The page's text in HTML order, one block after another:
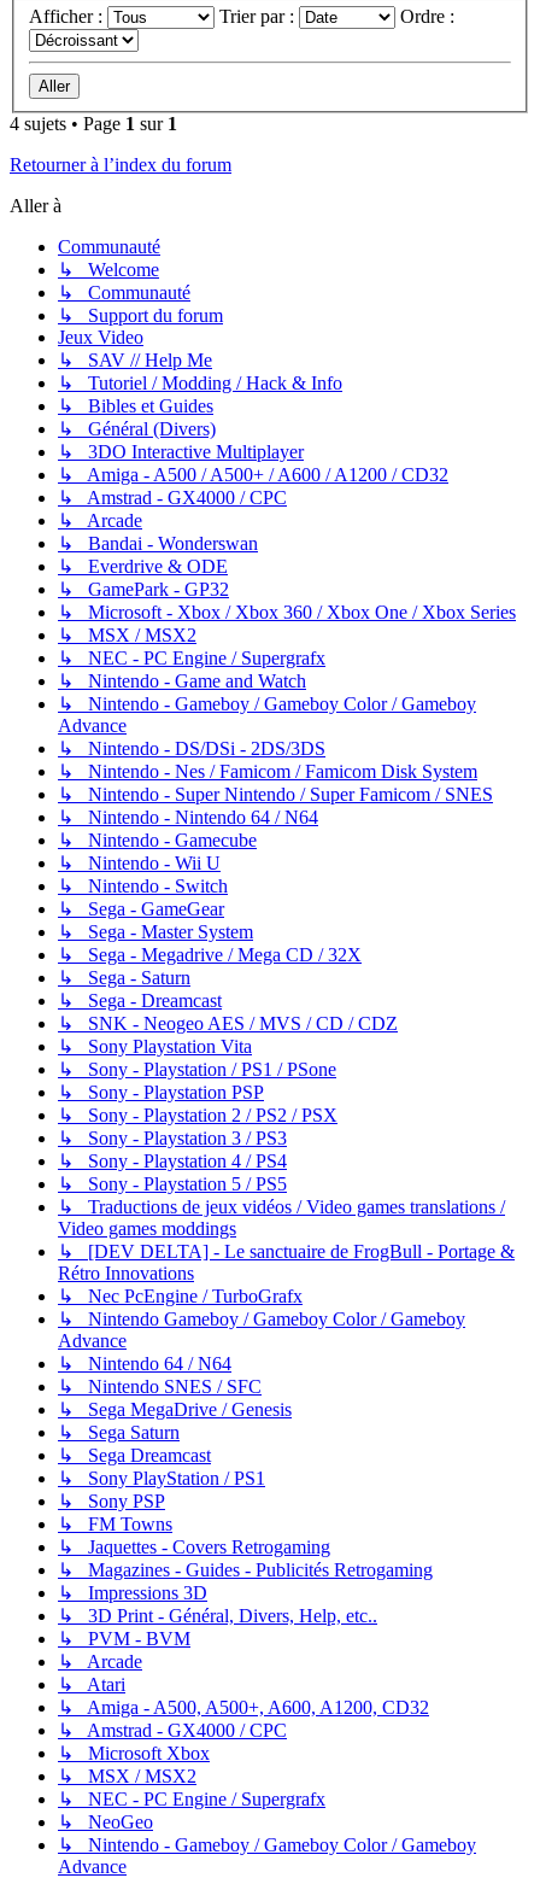
Afficher :
Trier par : Ordre :
4 sujets • Page 1 sur 1
Retourner à l’index du forum
Aller à
Communauté
↳ Welcome
↳ Communauté
↳ Support du forum
Jeux Video
↳ SAV // Help Me
↳ Tutoriel / Modding / Hack & Info
↳ Bibles et Guides
↳ Général (Divers)
↳ 3DO Interactive Multiplayer
↳ Amiga - A500 / A500+ / A600 / A1200 / CD32
↳ Amstrad - GX4000 / CPC
↳ Arcade
↳ Bandai - Wonderswan
↳ Everdrive & ODE
↳ GamePark - GP32
↳ Microsoft - Xbox / Xbox 360 / Xbox One / Xbox Series
↳ MSX / MSX2
↳ NEC - PC Engine / Supergrafx
↳ Nintendo - Game and Watch
↳ Nintendo - Gameboy / Gameboy Color / Gameboy
Advance
↳ Nintendo - DS/DSi - 2DS/3DS
↳ Nintendo - Nes / Famicom / Famicom Disk System
↳ Nintendo - Super Nintendo / Super Famicom / SNES
↳ Nintendo - Nintendo 64 / N64
↳ Nintendo - Gamecube
↳ Nintendo - Wii U
↳ Nintendo - Switch
↳ Sega - GameGear
↳ Sega - Master System
↳ Sega - Megadrive / Mega CD / 32X
↳ Sega - Saturn
↳ Sega - Dreamcast
↳ SNK - Neogeo AES / MVS / CD / CDZ
↳ Sony Playstation Vita
↳ Sony - Playstation / PS1 / PSone
↳ Sony - Playstation PSP
↳ Sony - Playstation 2 / PS2 / PSX
↳ Sony - Playstation 3 / PS3
↳ Sony - Playstation 4 / PS4
↳ Sony - Playstation 5 / PS5
↳ Traductions de jeux vidéos / Video games translations /
Video games moddings
↳ [DEV DELTA] - Le sanctuaire de FrogBull - Portage &
Rétro Innovations
↳ Nec PcEngine / TurboGrafx
↳ Nintendo Gameboy / Gameboy Color / Gameboy
Advance
↳ Nintendo 64 / N64
↳ Nintendo SNES / SFC
↳ Sega MegaDrive / Genesis
↳ Sega Saturn
↳ Sega Dreamcast
↳ Sony PlayStation / PS1
↳ Sony PSP
↳ FM Towns
↳ Jaquettes - Covers Retrogaming
↳ Magazines - Guides - Publicités Retrogaming
↳ Impressions 3D
↳ 3D Print - Général, Divers, Help, etc..
↳ PVM - BVM
↳ Arcade
↳ Atari
↳ Amiga - A500, A500+, A600, A1200, CD32
↳ Amstrad - GX4000 / CPC
↳ Microsoft Xbox
↳ MSX / MSX2
↳ NEC - PC Engine / Supergrafx
↳ NeoGeo
↳ Nintendo - Gameboy / Gameboy Color / Gameboy
Advance